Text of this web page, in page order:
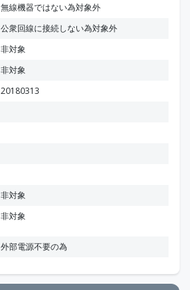
無線機器ではない為対象外
公衆回線に接続しない為対象外
非対象
非対象
20180313
非対象
非対象
外部電源不要の為